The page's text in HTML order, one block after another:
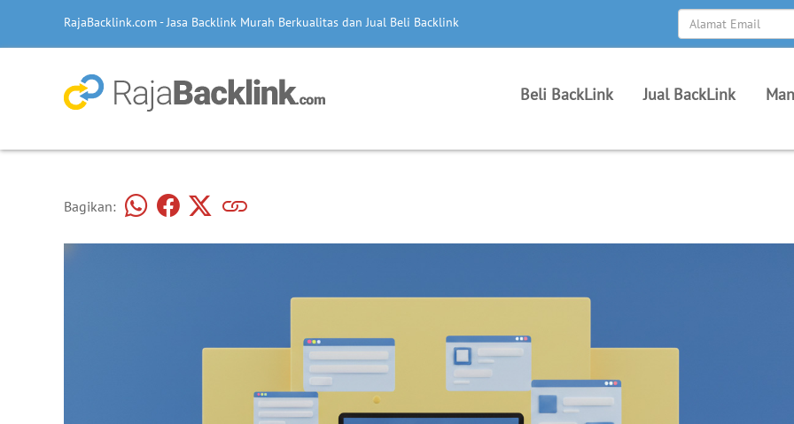
RajaBacklink.com - Jasa Backlink Murah Berkualitas dan Jual Beli Backlink
Beli BackLink Jual BackLink
Bagikan: